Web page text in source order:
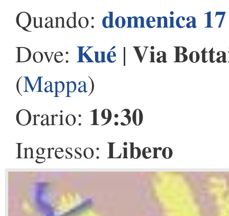
Quando: domenica
Dove: Kué | Via
(Mappa)
Orario: 19:30
Ingresso: Libero